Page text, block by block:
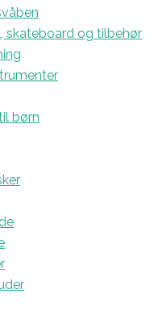
skateboard og tilbehør
børn